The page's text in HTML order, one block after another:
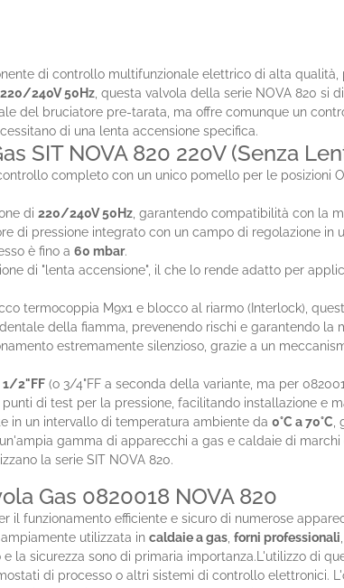
di controllo multifunzionale elettrico di alta
220/240V 50Hz, questa valvola della serie NOVA 820 si
del bruciatore pre-tarata, ma offre comunque un
di una lenta accensione specifica.
SIT NOVA 820 220V (Senza
completo con un unico pomello per le posizioni
di220/240V 50Hz, garantendo compatibilità con la
di pressione integrato con un campo di regolazione in
è fino a60 mbar.
di "lenta accensione", il che lo rende adatto per
termocoppia M9x1 e blocco al riarmo (Interlock),
della fiamma, prevenendo rischi e garantendo la
estremamente silenzioso, grazie a un
1/2"FF (o 3/4"FF a seconda della variante, ma per
di test per la pressione, facilitando installazione e
in un intervallo di temperatura ambiente da0°C a 70°C,
gamma di apparecchi a gas e caldaie di
la serie SIT NOVA 820.
Gas 0820018 NOVA 820
il funzionamento efficiente e sicuro di numerose
utilizzata incaldaie a gas,forni professionali
la sicurezza sono di primaria importanza.L'utilizzo di
di processo o altri sistemi di controllo elettronici.